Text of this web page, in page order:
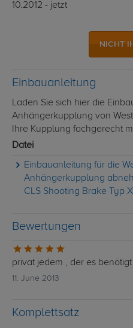
10.2012 - jetzt
NICHT
Einbauanleitung
Laden Sie sich hier die
Anhängerkupplung von
Ihre Kupplung fachgerecht
Datei
Einbauanleitung für die
Anhängerkupplung
CLS Shooting Brake Typ
Bewertungen
privat jedem , der es
11. June 2013
Komplettsatz